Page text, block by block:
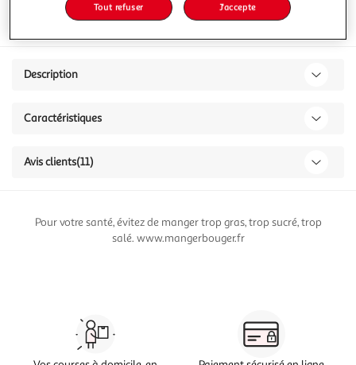
Description
Caractéristiques
Avis clients(11)
Pour votre santé, évitez de manger trop gras, trop sucré, trop
salé. www.mangerbouger.fr
Tout refuser J'accepte